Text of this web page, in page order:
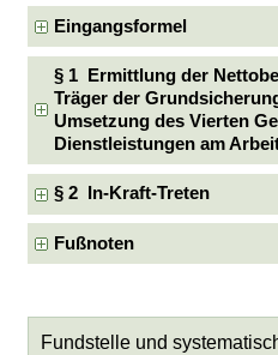
Eingangsformel
§ 1 Ermittlung der
Träger der
Umsetzung des Vierten
Dienstleistungen am
§ 2 In-Kraft-Treten
Fußnoten
Fundstelle und